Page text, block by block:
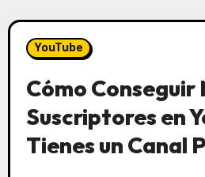
YouTube
Cómo Conseguir
Suscriptores en
Tienes un Canal